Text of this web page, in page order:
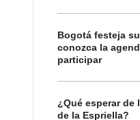
Bogotá festeja
conozca la
participar
¿Qué esperar de
de la Espriella?